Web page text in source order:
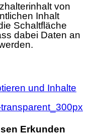
von
Inhalt
Schaltfläche
dabei Daten an
und Inhalte
Erkunden